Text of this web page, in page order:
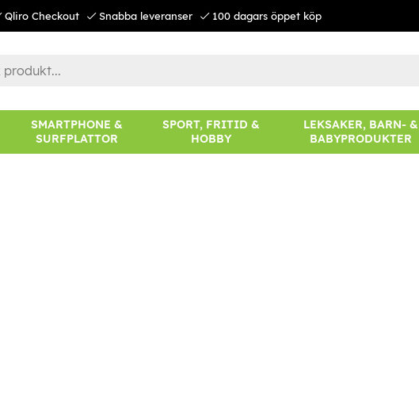
Qliro Checkout Snabba leveranser 100 dagars öppet köp
SMARTPHONE &
SURFPLATTOR
SPORT, FRITID &
HOBBY
LEKSAKER, BARN- &
BABYPRODUKTER